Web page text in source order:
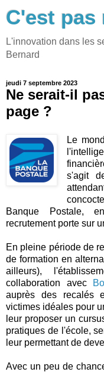
C'est pas
L'innovation dans les
Bernard
jeudi 7 septembre 2023
Ne serait-il
page ?
Le
s'agit
Banque Postale,
recrutement porte sur
En pleine période de
de formation en
ailleurs),
collaboration avec
auprès des recalés
victimes idéales pour
leur proposer un
pratiques de l'école,
leur permettant de
Avec un peu de